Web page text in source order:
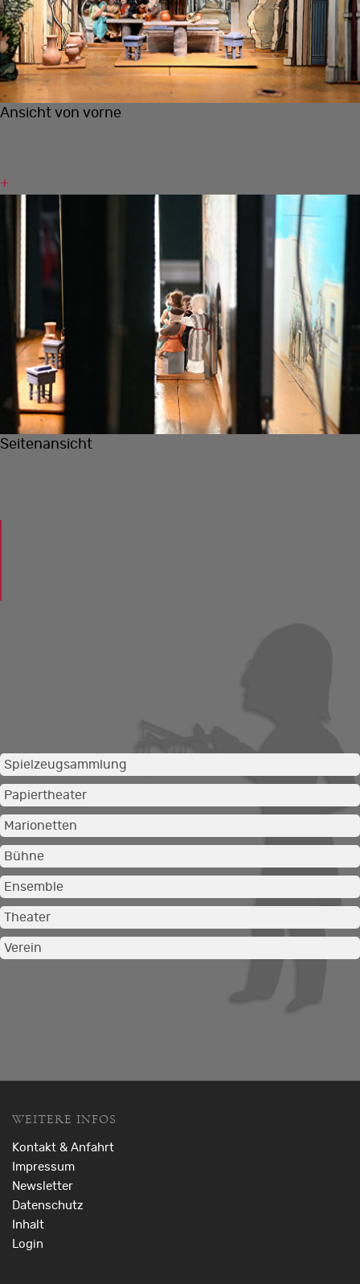
Ansicht von vorne
+
Seitenansicht
Spielzeugsammlung
Papiertheater
Marionetten
Bühne
Ensemble
Theater
Verein
WEITERE INFOS
Kontakt & Anfahrt
Impressum
Newsletter
Datenschutz
Inhalt
Login